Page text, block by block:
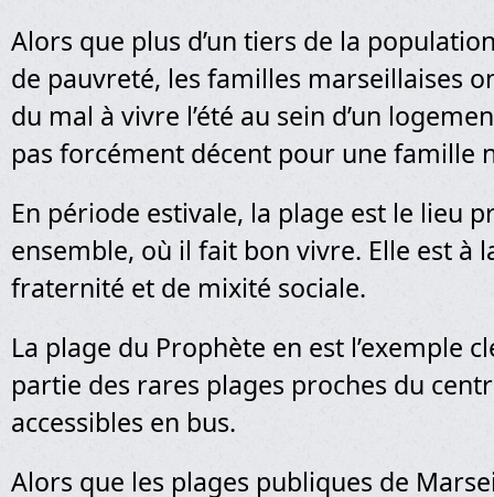
Alors que plus d’un tiers de la
de pauvreté, les familles marseillaises
du mal à vivre l’été au sein d’un
pas forcément décent pour une famille
En période estivale, la plage est le lieu
ensemble, où il fait bon vivre. Elle est à
fraternité et de mixité sociale.
La plage du Prophète en est l’exemple
partie des rares plages proches du
accessibles en bus.
Alors que les plages publiques de